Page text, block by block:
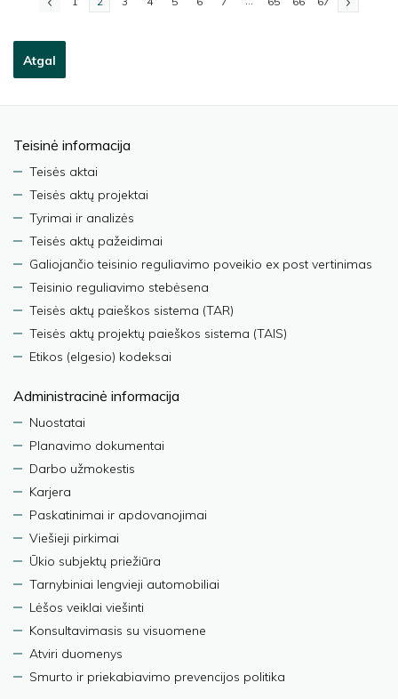
Atgal
Teisinė informacija
Teisės aktai
Teisės aktų projektai
Tyrimai ir analizės
Teisės aktų pažeidimai
Galiojančio teisinio reguliavimo poveikio ex post vertinimas
Teisinio reguliavimo stebėsena
Teisės aktų paieškos sistema (TAR)
Teisės aktų projektų paieškos sistema (TAIS)
Etikos (elgesio) kodeksai
Administracinė informacija
Nuostatai
Planavimo dokumentai
Darbo užmokestis
Karjera
Paskatinimai ir apdovanojimai
Viešieji pirkimai
Ūkio subjektų priežiūra
Tarnybiniai lengvieji automobiliai
Lėšos veiklai viešinti
Konsultavimasis su visuomene
Atviri duomenys
Smurto ir priekabiavimo prevencijos politika